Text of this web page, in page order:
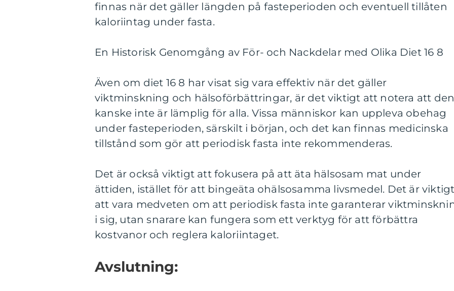
finnas när det gäller längden på fasteperioden och eventuell tillåten
kaloriintag under fasta.
En Historisk Genomgång av För- och Nackdelar med Olika Diet 16 8
Även om diet 16 8 har visat sig vara effektiv när det gäller
viktminskning och hälsoförbättringar, är det viktigt att notera att
kanske inte är lämplig för alla. Vissa människor kan uppleva obehag
under fasteperioden, särskilt i början, och det kan finnas medicinska
tillstånd som gör att periodisk fasta inte rekommenderas.
Det är också viktigt att fokusera på att äta hälsosam mat under
ättiden, istället för att bingeäta ohälsosamma livsmedel. Det är
att vara medveten om att periodisk fasta inte garanterar
i sig, utan snarare kan fungera som ett verktyg för att förbättra
kostvanor och reglera kaloriintaget.
Avslutning: